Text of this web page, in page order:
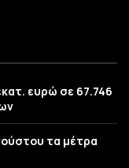
ευρώ σε 67.746
τα μέτρα